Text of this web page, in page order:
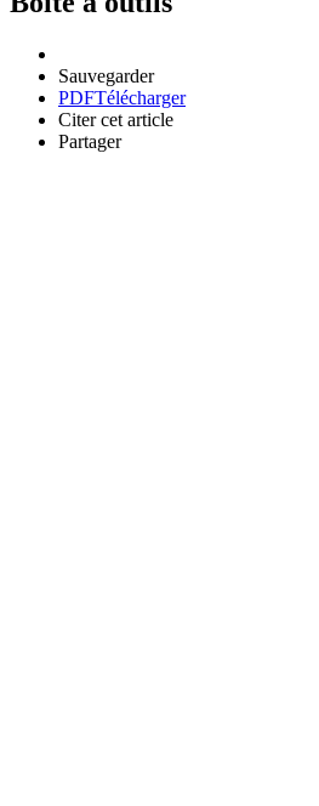
Sauvegarder
PDFTélécharger
Citer cet article
Partager